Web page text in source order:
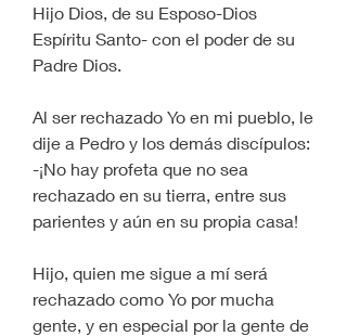
Hijo Dios, de su Esposo-Dios
Espíritu Santo- con el poder de su
Padre Dios.
Al ser rechazado Yo en mi pueblo, le
dije a Pedro y los demás discípulos:
-¡No hay profeta que no sea
rechazado en su tierra, entre sus
parientes y aún en su propia casa!
Hijo, quien me sigue a mí será
rechazado como Yo por mucha
gente, y en especial por la gente de